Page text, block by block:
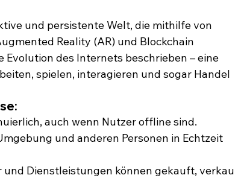
und persistente Welt, die mithilfe von
Reality (AR) und Blockchain
des Internets beschrieben – eine
spielen, interagieren und sogar Handel
auch wenn Nutzer offline sind.
und anderen Personen in Echtzeit
und Dienstleistungen können gekauft,